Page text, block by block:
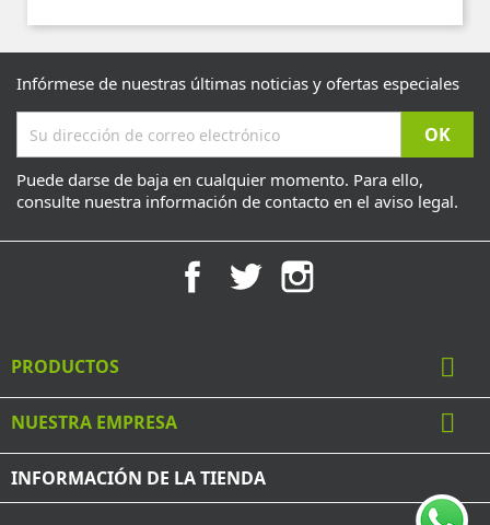
Infórmese de nuestras últimas noticias y ofertas especiales
Puede darse de baja en cualquier momento. Para ello,
consulte nuestra información de contacto en el aviso legal.
FacebookTwitter
PRODUCTOS 
NUESTRA EMPRESA 
INFORMACIÓN DE LA TIENDA